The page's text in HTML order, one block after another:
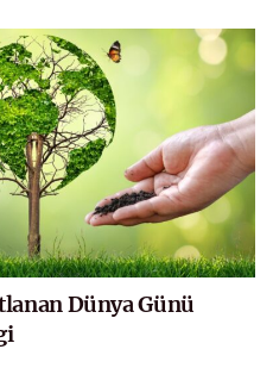
Dünya Günü